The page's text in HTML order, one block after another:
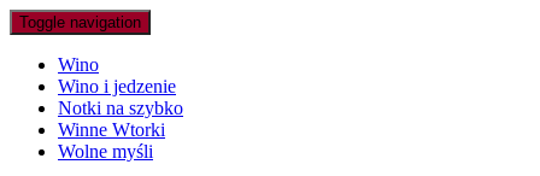
Toggle navigation
Wino
Wino i jedzenie
Notki na szybko
Winne Wtorki
Wolne myśli